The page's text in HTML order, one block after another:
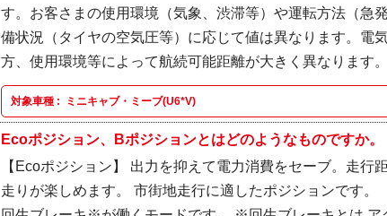
す。お客さまの使用環境（気象、渋滞等）や運転方法（急
備状況（タイヤの空気圧等）に応じて値は異なります。電
方、使用環境等によって航続可能距離が大きく異なります。
対象車種 : ミニキャブ・ミーブ(U6*V)
Ecoポジション、Bポジションとはどのようなものですか
【Ecoポジション】 出力を抑えて電力消費をセーブ。走行
走りが楽しめます。 市街地走行に適したポジションです。